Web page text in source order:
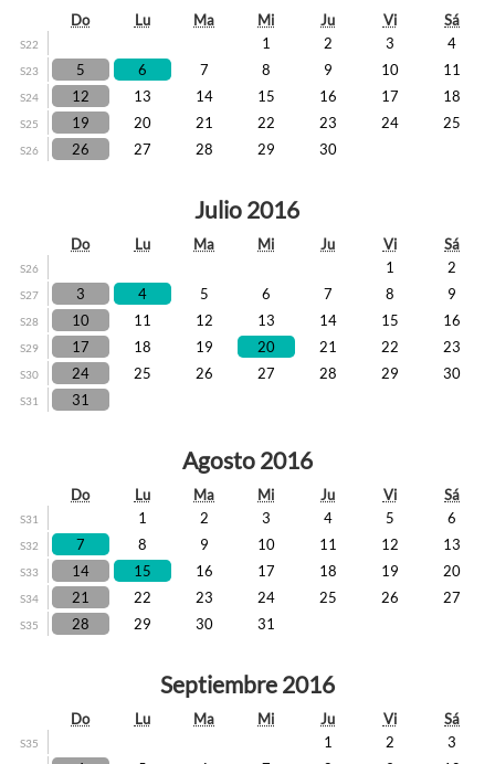
Do Lu Ma Mi Ju Vi Sá
S22 1 2 3 4
S23 5 6 7 8 9 10 11
S24 12 13 14 15 16 17 18
S25 19 20 21 22 23 24 25
S26 26 27 28 29 30
Julio 2016
Do Lu Ma Mi Ju Vi Sá
S26 1 2
S27 3 4 5 6 7 8 9
S28 10 11 12 13 14 15 16
S29 17 18 19 20 21 22 23
S30 24 25 26 27 28 29 30
S31 31
Agosto 2016
Do Lu Ma Mi Ju Vi Sá
S31 1 2 3 4 5 6
S32 7 8 9 10 11 12 13
S33 14 15 16 17 18 19 20
S34 21 22 23 24 25 26 27
S35 28 29 30 31
Septiembre 2016
Do Lu Ma Mi Ju Vi Sá
S35 1 2 3